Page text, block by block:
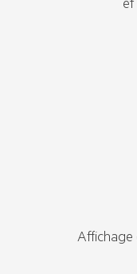
et
Affichage